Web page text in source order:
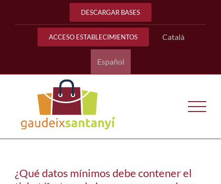
DESCARGAR BASES
ACCESO ESTABLECIMIENTOS Català
Español
¿Qué datos mínimos debe contener el